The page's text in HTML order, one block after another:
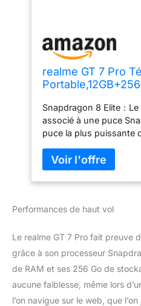
realme GT 7 Pro
Écran RealWorld
Photo
SIM Android
Chargeur,Orange
Snapdragon 8 Elite：
associé à une puce
puce la plus puissante
nm et présentant la
deux cœurs haut de
pour des performances
photo instantané ultra
principales Sony de 50
chaque prise de vue
cinématographique
Ce smartphone est
d'écran Eco OLED
première technologie
Performances de haut vol
Le realme GT 7 Pro fait preuve
grâce à son processeur
de RAM et ses 256 Go de
aucune faiblesse, même lors
l’on navigue sur le web, que